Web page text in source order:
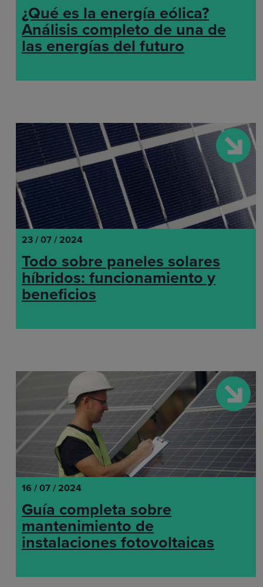
¿Qué es la energía eólica?
Análisis completo de una de
las energías del futuro
23 / 07 / 2024
Todo sobre paneles solares
híbridos: funcionamiento y
beneficios
16 / 07 / 2024
Guía completa sobre
mantenimiento de
instalaciones fotovoltaicas